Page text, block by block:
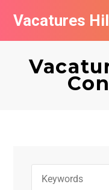
Vacatures
Vacatures per
De populairste